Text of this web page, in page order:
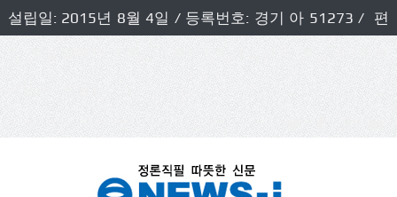
설립일: 2015년 8월 4일 / 등록번호: 경기 아 51273 / 편
집인 및 발행인: 허득천 / 개인정보책임자 및 청소년보호호
책임자: 최상규